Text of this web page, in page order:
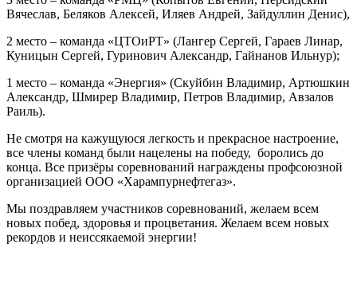
Вячеслав, Беляков Алексей, Иляев Андрей, Зайдуллин Денис),
2 место – команда «ЦТОиРТ» (Лангер Сергей, Гараев Линар,
Куницын Сергей, Гуринович Александр, Гайнанов Ильнур);
1 место – команда «Энергия» (Скуйбин Владимир, Артюшкин
Александр, Шмирер Владимир, Петров Владимир, Авзалов
Раиль).
Не смотря на кажущуюся легкость и прекрасное настроение,
все члены команд были нацелены на победу, боролись до
конца. Все призёры соревнований награждены профсоюзной
организацией ООО «Харампурнефтегаз».
Мы поздравляем участников соревнований, желаем всем
новых побед, здоровья и процветания. Желаем всем новых
рекордов и неиссякаемой энергии!